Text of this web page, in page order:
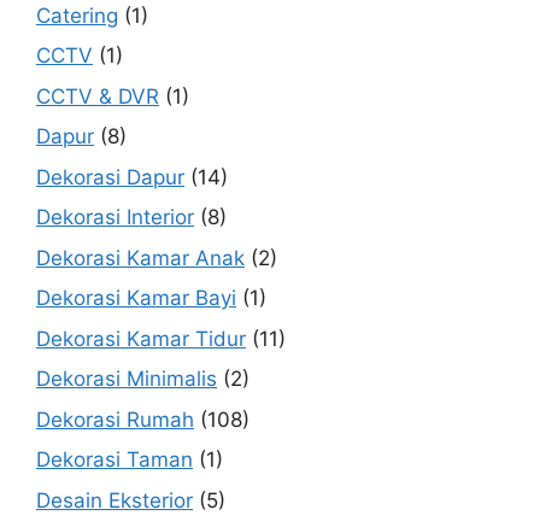
Catering (1)
CCTV (1)
CCTV & DVR (1)
Dapur (8)
Dekorasi Dapur (14)
Dekorasi Interior (8)
Dekorasi Kamar Anak (2)
Dekorasi Kamar Bayi (1)
Dekorasi Kamar Tidur (11)
Dekorasi Minimalis (2)
Dekorasi Rumah (108)
Dekorasi Taman (1)
Desain Eksterior (5)